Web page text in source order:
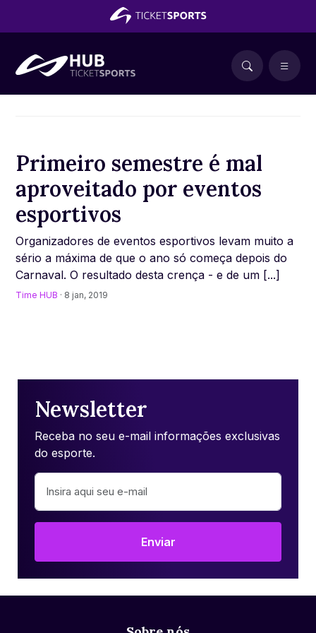
Primeiro semestre é mal
aproveitado por eventos
esportivos
Organizadores de eventos esportivos levam muito a
sério a máxima de que o ano só começa depois do
Carnaval. O resultado desta crença - e de um [...]
Time HUB · 8 jan, 2019
Newsletter
Receba no seu e-mail informações exclusivas
do esporte.
Enviar